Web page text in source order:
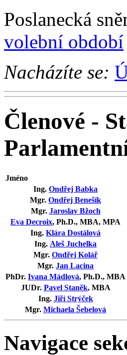
Poslanecká
volební období
Nacházíte se:
Členové -
Jméno
Ing. Ondřej Babka
Mgr. Ondřej Benešík
Mgr. Jaroslav Bžoch
Eva Decroix, Ph.D., MBA, MPA
Ing. Klára Dostálová
Ing. Aleš Juchelka
Mgr. Ondřej Kolář
Mgr. Jan Lacina
PhDr. Ivana Mádlová, Ph.D., MBA
JUDr. Pavel Staněk, MBA
Ing. Jiří Strýček
Mgr. Michaela Šebelová
Navigace